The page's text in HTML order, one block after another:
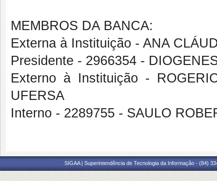
MEMBROS DA BANCA:
Externa à Instituição - ANA
Presidente - 2966354 -
Externo à Instituição -
UFERSA
Interno - 2289755 - SAULO
SIGAA | Superintendência de Tecnologia da Informação - (84)